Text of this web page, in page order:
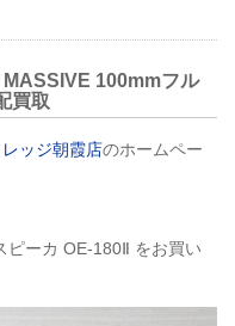
100mmフル
買取
ッジ朝霞店のホームペー
ピーカ OE-180Ⅱ をお買い